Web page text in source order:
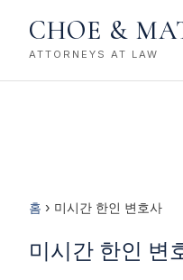
CHOE &
ATTORNEYS AT LAW
홈 › 미시간 한인 변호사
미시간 한인 변